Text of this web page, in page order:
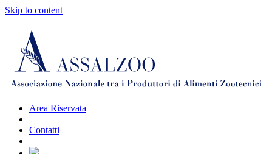
Skip to content
Area Riservata
|
Contatti
|